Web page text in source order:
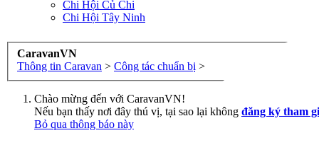
Chi Hội Củ Chi
Chi Hội Tây Ninh
CaravanVN
Thông tin Caravan > Công tác chuẩn bị >
Chào mừng đến với CaravanVN!
Nếu bạn thấy nơi đây thú vị, tại sao lại không đăng ký tham
Bỏ qua thông báo này